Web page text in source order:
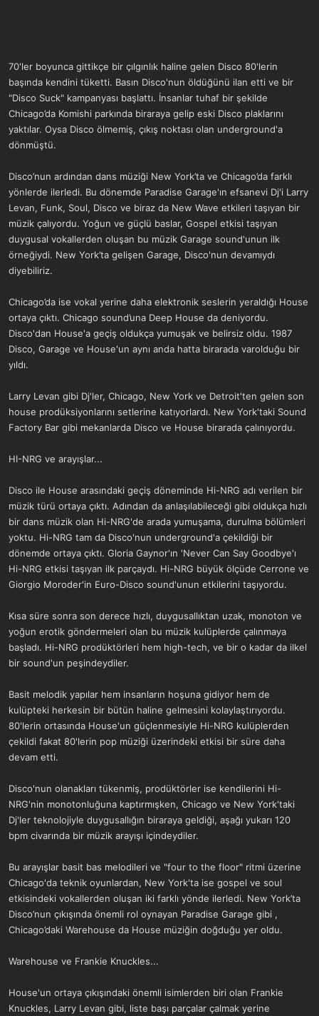
70'ler boyunca gittikçe bir çılgınlık haline gelen Disco 80'lerin
başında kendini tüketti. Basın Disco'nun öldüğünü ilan etti ve bir
"Disco Suck" kampanyası başlattı. İnsanlar tuhaf bir şekilde
Chicago’da Komishi parkında biraraya gelip eski Disco plaklarını
yaktılar. Oysa Disco ölmemiş, çıkış noktası olan underground'a
dönmüştü.
Disco’nun ardından dans müziği New York’ta ve Chicago’da farklı
yönlerde ilerledi. Bu dönemde Paradise Garage'ın efsanevi Dj'i Larry
Levan, Funk, Soul, Disco ve biraz da New Wave etkileri taşıyan bir
müzik çalıyordu. Yoğun ve güçlü baslar, Gospel etkisi taşıyan
duygusal vokallerden oluşan bu müzik Garage sound'unun ilk
örneğiydi. New York’ta gelişen Garage, Disco'nun devamıydı
diyebiliriz.
Chicago’da ise vokal yerine daha elektronik seslerin yeraldığı House
ortaya çıktı. Chicago sound’una Deep House da deniyordu.
Disco'dan House'a geçiş oldukça yumuşak ve belirsiz oldu. 1987
Disco, Garage ve House'un aynı anda hatta birarada varolduğu bir
yıldı.
Larry Levan gibi Dj'ler, Chicago, New York ve Detroit'ten gelen son
house prodüksiyonlarını setlerine katıyorlardı. New York'taki Sound
Factory Bar gibi mekanlarda Disco ve House birarada çalınıyordu.
HI-NRG ve arayışlar...
Disco ile House arasındaki geçiş döneminde Hi-NRG adı verilen bir
müzik türü ortaya çıktı. Adından da anlaşılabileceği gibi oldukça hızlı
bir dans müzik olan Hi-NRG'de arada yumuşama, durulma bölümleri
yoktu. Hi-NRG tam da Disco'nun underground'a çekildiği bir
dönemde ortaya çıktı. Gloria Gaynor'ın 'Never Can Say Goodbye'ı
Hi-NRG etkisi taşıyan ilk parçaydı. Hi-NRG büyük ölçüde Cerrone ve
Giorgio Moroder'in Euro-Disco sound'unun etkilerini taşıyordu.
Kısa süre sonra son derece hızlı, duygusallıktan uzak, monoton ve
yoğun erotik göndermeleri olan bu müzik kulüplerde çalınmaya
başladı. Hi-NRG prodüktörleri hem high-tech, ve bir o kadar da ilkel
bir sound'un peşindeydiler.
Basit melodik yapılar hem insanların hoşuna gidiyor hem de
kulüpteki herkesin bir bütün haline gelmesini kolaylaştırıyordu.
80'lerin ortasında House'un güçlenmesiyle Hi-NRG kulüplerden
çekildi fakat 80'lerin pop müziği üzerindeki etkisi bir süre daha
devam etti.
Disco'nun olanakları tükenmiş, prodüktörler ise kendilerini Hi-
NRG'nin monotonluğuna kaptırmışken, Chicago ve New York'taki
Dj'ler teknolojiyle duygusallığın biraraya geldiği, aşağı yukarı 120
bpm civarında bir müzik arayışı içindeydiler.
Bu arayışlar basit bas melodileri ve "four to the floor" ritmi üzerine
Chicago'da teknik oyunlardan, New York'ta ise gospel ve soul
etkisindeki vokallerden oluşan iki farklı yönde ilerledi. New York’ta
Disco’nun çıkışında önemli rol oynayan Paradise Garage gibi ,
Chicago’daki Warehouse da House müziğin doğduğu yer oldu.
Warehouse ve Frankie Knuckles...
House'un ortaya çıkışındaki önemli isimlerden biri olan Frankie
Knuckles, Larry Levan gibi, liste başı parçalar çalmak yerine